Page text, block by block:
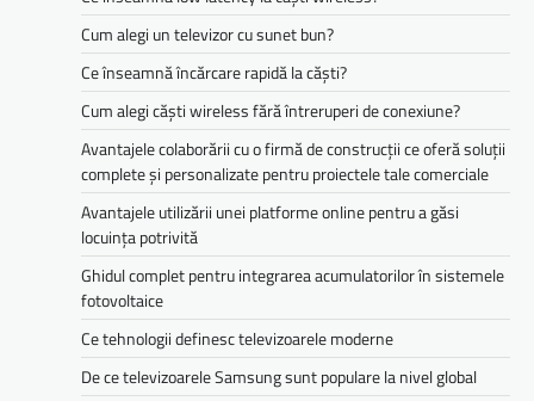
Cum alegi un televizor cu sunet bun?
Ce înseamnă încărcare rapidă la căști?
Cum alegi căști wireless fără întreruperi de conexiune?
Avantajele colaborării cu o firmă de construcții ce oferă soluții
complete și personalizate pentru proiectele tale comerciale
Avantajele utilizării unei platforme online pentru a găsi
locuința potrivită
Ghidul complet pentru integrarea acumulatorilor în sistemele
fotovoltaice
Ce tehnologii definesc televizoarele moderne
De ce televizoarele Samsung sunt populare la nivel global